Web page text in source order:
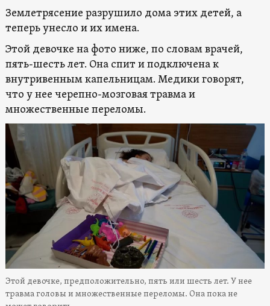
Землетрясение разрушило дома этих детей, а
теперь унесло и их имена.
Этой девочке на фото ниже, по словам врачей,
пять-шесть лет. Она спит и подключена к
внутривенным капельницам. Медики говорят,
что у нее черепно-мозговая травма и
множественные переломы.
Этой девочке, предположительно, пять или шесть лет. У нее
травма головы и множественные переломы. Она пока не